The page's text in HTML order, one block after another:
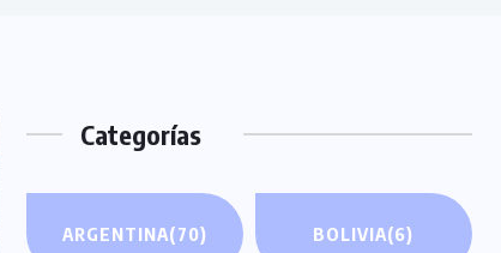
Categorías
ARGENTINA(70) BOLIVIA(6)